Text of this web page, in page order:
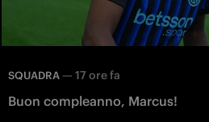
SQUADRA — 17 ore fa
Buon compleanno, Marcus!